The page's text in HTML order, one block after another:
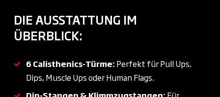
DIE AUSSTATTUNG IM
ÜBERBLICK:
6 Calisthenics-Türme: Perfekt für Pull Ups,
Dips, Muscle Ups oder Human Flags.